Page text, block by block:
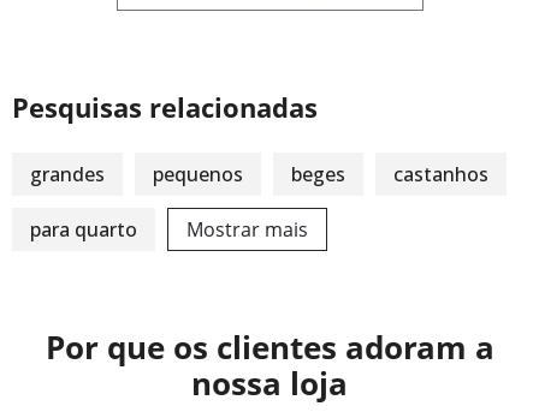
Pesquisas relacionadas
grandes pequenos beges castanhos
para quarto Mostrar mais
Por que os clientes adoram a
nossa loja